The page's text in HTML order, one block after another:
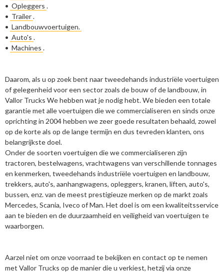
• Opleggers .
• Trailer.
• Landbouwvoertuigen.
• Auto's .
• Machines .
Daarom, als u op zoek bent naar tweedehands industriële voertuigen
of gelegenheid voor een sector zoals de bouw of de landbouw, in
Vallor Trucks We hebben wat je nodig hebt. We bieden een totale
garantie met alle voertuigen die we commercialiseren en sinds onze
oprichting in 2004 hebben we zeer goede resultaten behaald, zowel
op de korte als op de lange termijn en dus tevreden klanten, ons
belangrijkste doel.
Onder de soorten voertuigen die we commercialiseren zijn
tractoren, bestelwagens, vrachtwagens van verschillende tonnages
en kenmerken, tweedehands industriële voertuigen en landbouw,
trekkers, auto's, aanhangwagens, opleggers, kranen, liften, auto's,
bussen, enz. van de meest prestigieuze merken op de markt zoals
Mercedes, Scania, Iveco of Man. Het doel is om een kwaliteitsservice
aan te bieden en de duurzaamheid en veiligheid van voertuigen te
waarborgen.
Aarzel niet om onze voorraad te bekijken en contact op te nemen
met Vallor Trucks op de manier die u verkiest, hetzij via onze